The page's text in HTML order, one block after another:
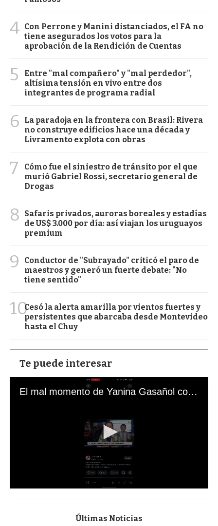
4 Con Perrone y Manini distanciados, el FA no
tiene asegurados los votos para la
aprobación de la Rendición de Cuentas
5
Entre "mal compañero" y "mal perdedor",
altísima tensión en vivo entre dos
integrantes de programa radial
6
La paradoja en la frontera con Brasil: Rivera
no construye edificios hace una década y
Livramento explota con obras
7
Cómo fue el siniestro de tránsito por el que
murió Gabriel Rossi, secretario general de
Drogas
8
Safaris privados, auroras boreales y estadías
de US$ 3.000 por día: así viajan los uruguayos
premium
9
Conductor de "Subrayado" criticó el paro de
maestros y generó un fuerte debate: "No
tiene sentido"
10Cesó la alerta amarilla por vientos fuertes y
persistentes que abarcaba desde Montevideo
hasta el Chuy
Te puede interesar
El mal momento de Yanina Gasañol con un hincha argentino en "Subrayado"
s
Últimas Noticias